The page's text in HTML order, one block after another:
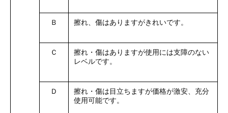
Ｂ 擦れ、傷はありますがきれいです。
Ｃ
擦れ・傷はありますが使用には支障のない
レベルです。
Ｄ
擦れ・傷は目立ちますが価格が激安、充分
使用可能です。